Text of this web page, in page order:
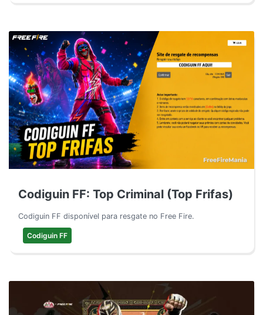
Codiguin FF: Top Criminal (Top Frifas)
Codiguin FF disponível para resgate no Free Fire.
Codiguin FF